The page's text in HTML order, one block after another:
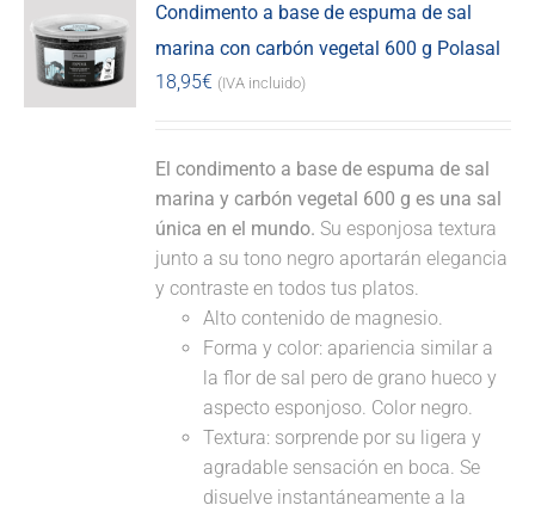
Condimento a base de espuma de sal
marina con carbón vegetal 600 g Polasal
18,95€ (IVA incluido)
El condimento a base de espuma de sal
marina y carbón vegetal 600 g es una sal
única en el mundo. Su esponjosa textura
junto a su tono negro aportarán elegancia
y contraste en todos tus platos.
Alto contenido de magnesio.
Forma y color: apariencia similar a
la flor de sal pero de grano hueco y
aspecto esponjoso. Color negro.
Textura: sorprende por su ligera y
agradable sensación en boca. Se
disuelve instantáneamente a la